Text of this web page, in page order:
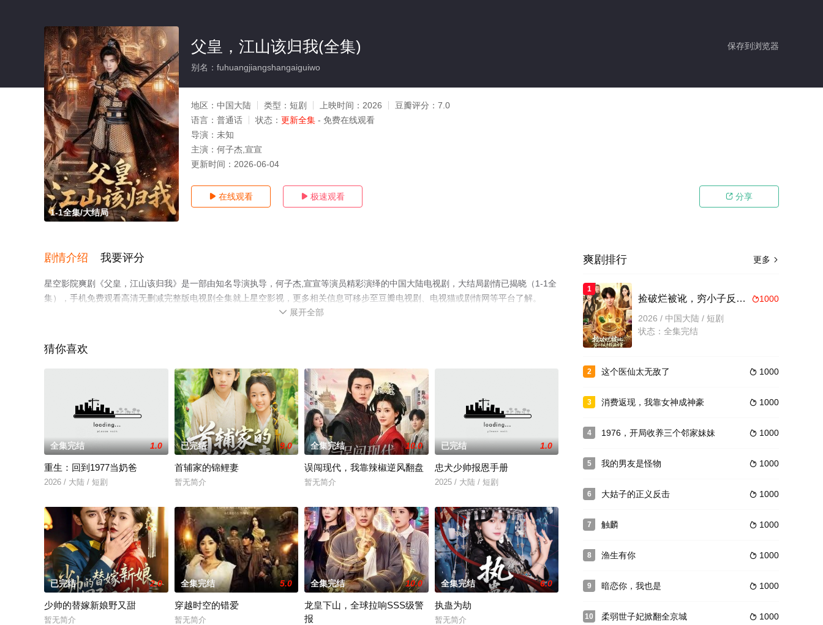
1-1全集/大结局
保存到浏览器
父皇，江山该归我(全集)
别名：fuhuangjiangshangaiguiwo
地区： 中国大陆 类型： 短剧 上映时间： 2026 豆瓣评分： 7.0
语言： 普通话 状态： 更新全集 - 免费在线观看
导演： 未知
主演： 何子杰,宣宣
更新时间： 2026-06-04
 在线观看  极速观看  分享
剧情介绍 我要评分
星空影院爽剧《父皇，江山该归我》是一部由知名导演执导，何子杰,宣宣等演员精彩演绎的中国大陆电视剧，大结局剧情已揭晓（1-1全
集），手机免费观看高清无删减完整版电视剧全集就上星空影视，更多相关信息可移步至豆瓣电视剧、电视猫或剧情网等平台了解。
 展开全部
猜你喜欢
全集完结 1.0
重生：回到1977当奶爸
2026 / 大陆 / 短剧
已完结 9.0
首辅家的锦鲤妻
暂无简介
全集完结 10.0
误闯现代，我靠辣椒逆风翻盘
暂无简介
已完结 1.0
忠犬少帅报恩手册
2025 / 大陆 / 短剧
已完结 2.0
少帅的替嫁新娘野又甜
暂无简介
全集完结 5.0
穿越时空的错爱
暂无简介
全集完结 10.0
龙皇下山，全球拉响SSS级警
报
全集完结 6.0
执蛊为劫
暂无简介
更多 
爽剧排行
1
1000
捡破烂被讹，穷小子反手捡漏古董
2026 / 中国大陆 / 短剧
状态：全集完结
2  1000
这个医仙太无敌了
3  1000
消费返现，我靠女神成神豪
4  1000
1976，开局收养三个邻家妹妹
5  1000
我的男友是怪物
6  1000
大姑子的正义反击
7  1000
触麟
8  1000
渔生有你
9  1000
暗恋你，我也是
10  1000
柔弱世子妃掀翻全京城